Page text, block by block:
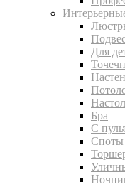
Для
Бра
С
Споты